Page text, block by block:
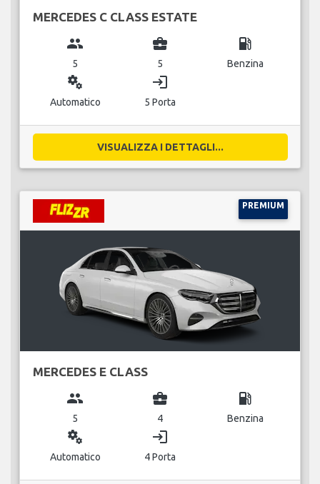
MERCEDES C CLASS ESTATE
group
5
business_center
5
local_gas_station
Benzina
miscellaneous_services
Automatico
login
5 Porta
VISUALIZZA I DETTAGLI...
PREMIUM
MERCEDES E CLASS
group
5
business_center
4
local_gas_station
Benzina
miscellaneous_services
Automatico
login
4 Porta